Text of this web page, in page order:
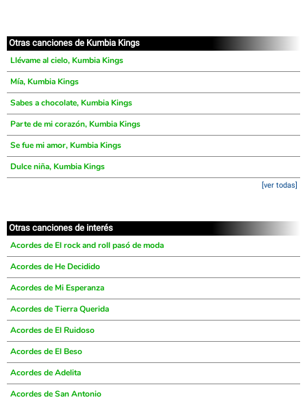
Otras canciones de Kumbia Kings
Llévame al cielo, Kumbia Kings
Mía, Kumbia Kings
Sabes a chocolate, Kumbia Kings
Parte de mi corazón, Kumbia Kings
Se fue mi amor, Kumbia Kings
Dulce niña, Kumbia Kings
[ver todas]
Otras canciones de interés
Acordes de El rock and roll pasó de moda
Acordes de He Decidido
Acordes de Mi Esperanza
Acordes de Tierra Querida
Acordes de El Ruidoso
Acordes de El Beso
Acordes de Adelita
Acordes de San Antonio